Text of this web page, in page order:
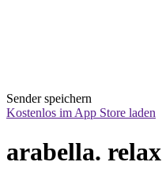
Sender speichern
Kostenlos im App Store laden
arabella. relax